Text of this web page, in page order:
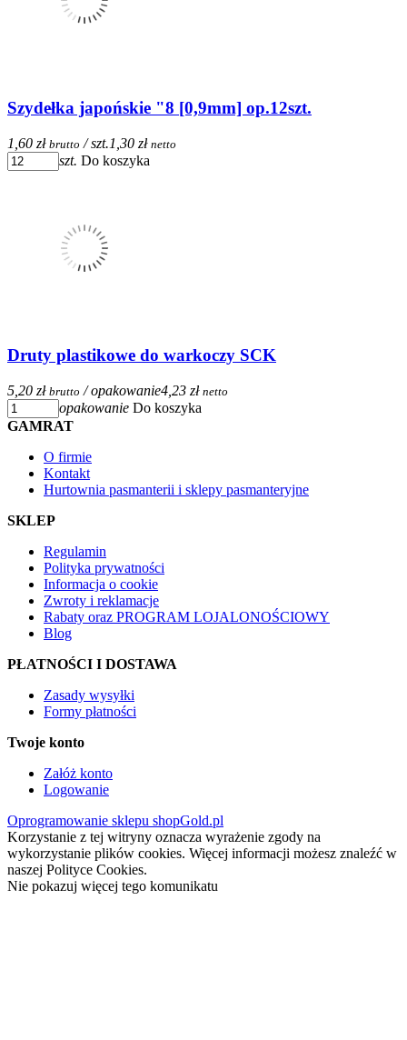
Szydełka japońskie "8 [0,9mm] op.12szt.
1,60 zł brutto / szt.1,30 zł netto
szt. Do koszyka
Druty plastikowe do warkoczy SCK
5,20 zł brutto / opakowanie4,23 zł netto
opakowanie Do koszyka
GAMRAT
O firmie
Kontakt
Hurtownia pasmanterii i sklepy pasmanteryjne
SKLEP
Regulamin
Polityka prywatności
Informacja o cookie
Zwroty i reklamacje
Rabaty oraz PROGRAM LOJALONOŚCIOWY
Blog
PŁATNOŚCI I DOSTAWA
Zasady wysyłki
Formy płatności
Twoje konto
Załóż konto
Logowanie
Oprogramowanie sklepu shopGold.pl
Korzystanie z tej witryny oznacza wyrażenie zgody na
wykorzystanie plików cookies. Więcej informacji możesz znaleźć w
naszej Polityce Cookies.
Nie pokazuj więcej tego komunikatu